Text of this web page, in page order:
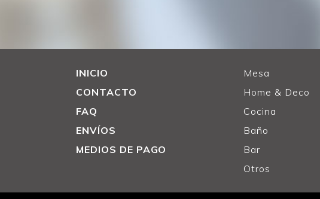
INICIO
CONTACTO
FAQ
ENVÍOS
MEDIOS DE PAGO
Mesa
Home & Deco
Cocina
Baño
Bar
Otros